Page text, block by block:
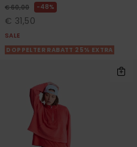
€ 60,00 48%
€ 31,50
SALE
DOPPELTER RABATT 25% EXTRA